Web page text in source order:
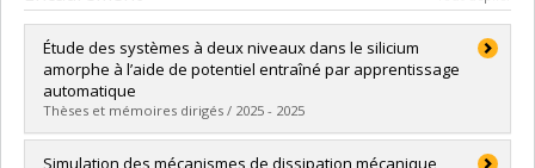
Étude des systèmes à deux niveaux dans le silicium
amorphe à l’aide de potentiel entraîné par apprentissage
automatique
Thèses et mémoires dirigés / 2025 - 2025
Diplômé(e) :Girard, Renaude